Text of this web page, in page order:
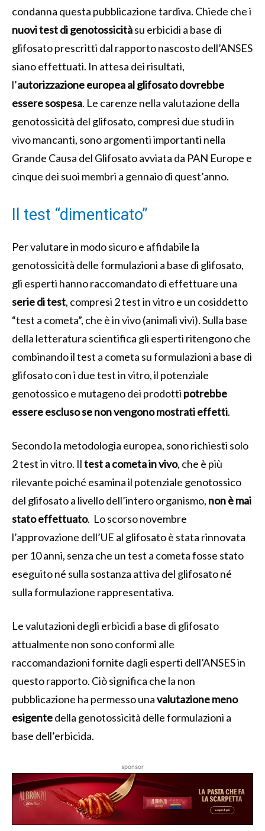
condanna questa pubblicazione tardiva. Chiede che i
nuovi test di genotossicitàsu erbicidi a base di
glifosato prescritti dal rapporto nascosto dell’ANSES
siano effettuati. In attesa dei risultati,
l’autorizzazione europea al glifosato dovrebbe
essere sospesa. Le carenze nella valutazione della
genotossicità del glifosato, compresi due studi in
vivo mancanti, sono argomenti importanti nella
Grande Causa del Glifosato avviata da PAN Europe e
cinque dei suoi membri a gennaio di quest’anno.
Il test “dimenticato”
Per valutare in modo sicuro e affidabile la
genotossicità delle formulazioni a base di glifosato,
gli esperti hanno raccomandato di effettuare una
serie di test, compresi 2 test in vitro e un cosiddetto
“test a cometa”, che è in vivo (animali vivi). Sulla base
della letteratura scientifica gli esperti ritengono che
combinando il test a cometa su formulazioni a base di
glifosato con i due test in vitro, il potenziale
genotossico e mutageno dei prodotti potrebbe
essere escluso se non vengono mostrati effetti.
Secondo la metodologia europea, sono richiesti solo
2 test in vitro. Iltest a cometa in vivo, che è più
rilevante poiché esamina il potenziale genotossico
del glifosato a livello dell’intero organismo, non è mai
stato effettuato. Lo scorso novembre
l’approvazione dell’UE al glifosato è stata rinnovata
per 10 anni, senza che un test a cometa fosse stato
eseguito né sulla sostanza attiva del glifosato né
sulla formulazione rappresentativa.
Le valutazioni degli erbicidi a base di glifosato
attualmente non sono conformi alle
raccomandazioni fornite dagli esperti dell’ANSES in
questo rapporto. Ciò significa che la non
pubblicazione ha permesso unavalutazione meno
esigentedella genotossicità delle formulazioni a
base dell’erbicida.
sponsor